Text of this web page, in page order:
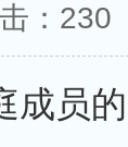
： 230
成员